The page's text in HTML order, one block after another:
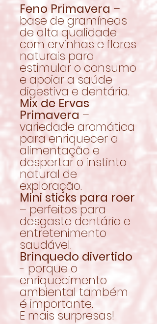
Feno Primavera –
base de gramíneas
de alta qualidade
com ervinhas e flores
naturais para
estimular o consumo
e apoiar a saúde
digestiva e dentária.
Mix de Ervas
Primavera –
variedade aromática
para enriquecer a
alimentação e
despertar o instinto
natural de
exploração.
Mini sticks para roer
– perfeitos para
desgaste dentário e
entretenimento
saudável.
Brinquedo divertido
- porque o
enriquecimento
ambiental também
é importante.
E mais surpresas!